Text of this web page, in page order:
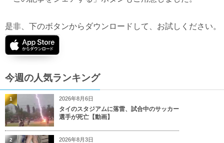
是非、下のボタンからダウンロードして、お試しください。
今週の人気ランキング
2026年8月6日
タイのスタジアムに落雷、試合中のサッカー
選手が死亡【動画】
1
2026年8月3日
2